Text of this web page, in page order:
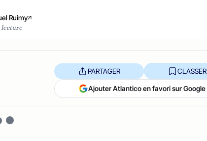
Ruimy
lecture
PARTAGER CLASSER
Ajouter Atlantico en favori sur Google